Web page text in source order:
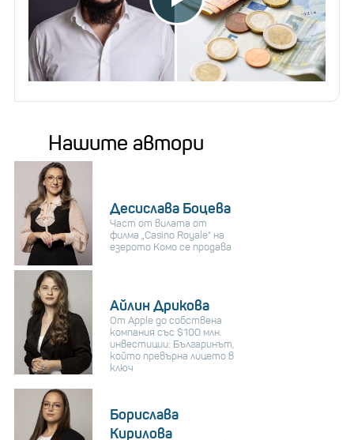
Нашите автори
Десислава Боцева
Част от вилата от
филма „Casino Royale“ на
езерото Комо се продава
Айлин Дрикова
От Apple до собствена
компания със $100 млн.
инвестиции: Българинът,
който превърна лицето в
ключ
Борислава
Кирилова